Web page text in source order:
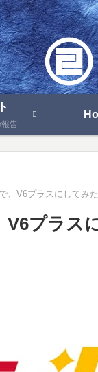
告
、V6プラスにしてみた
プラス